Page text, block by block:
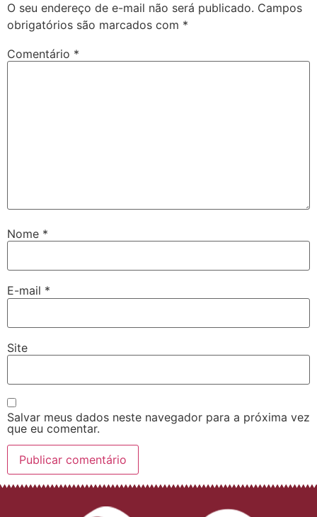
O seu endereço de e-mail não será publicado. Campos
obrigatórios são marcados com *
Comentário *
Nome *
E-mail *
Site
Salvar meus dados neste navegador para a próxima vez
que eu comentar.